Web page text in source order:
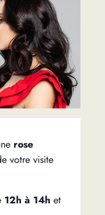
rose
votre visite
12h à 14h et